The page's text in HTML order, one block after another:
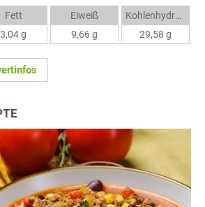
Fett
3,04 g
Eiweiß
9,66 g
Kohlenhydrate
29,58 g